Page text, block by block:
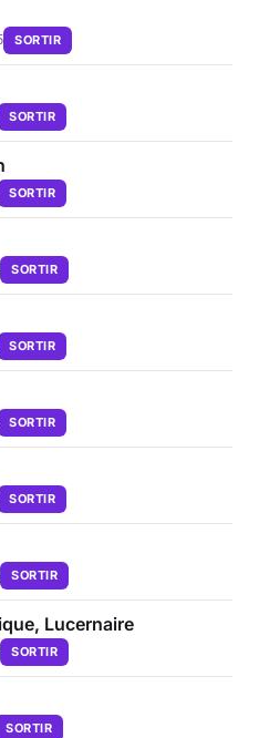
SORTIR
SORTIR
SORTIR
SORTIR
SORTIR
SORTIR
SORTIR
SORTIR
Lucernaire
SORTIR
SORTIR